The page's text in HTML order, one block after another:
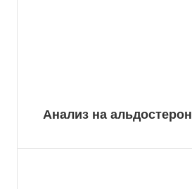
Анализ на альдостерон